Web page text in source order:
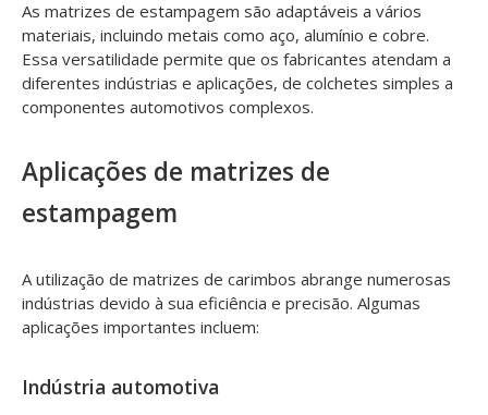
As matrizes de estampagem são adaptáveis ​​a vários
materiais, incluindo metais como aço, alumínio e cobre.
Essa versatilidade permite que os fabricantes atendam a
diferentes indústrias e aplicações, de colchetes simples a
componentes automotivos complexos.
Aplicações de matrizes de
estampagem
A utilização de matrizes de carimbos abrange numerosas
indústrias devido à sua eficiência e precisão. Algumas
aplicações importantes incluem:
Indústria automotiva